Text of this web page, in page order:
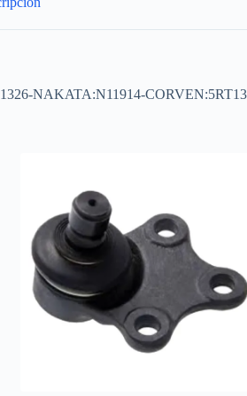
NAKATA:N11914-